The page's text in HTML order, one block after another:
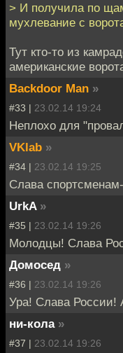
> И получила по
мухлевание с
Тут кто-то из
американские
Backdoor Man »
#33 | 23.02.14 19:24
Неплохо для
VKlab »
#34 | 23.02.14 19:25
Слава
UrkA »
#35 | 23.02.14 19:26
Молодцы! Слава
Домосед »
#36 | 23.02.14 19:26
Ура! Слава России!
ни-кола »
#37 | 23.02.14 19:26